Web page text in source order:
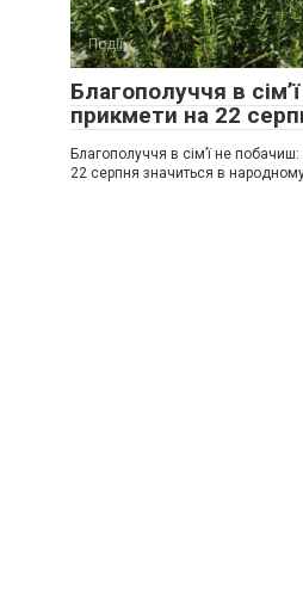
Події
Благополуччя в
прикмети на 22
Благополуччя в сім’ї не
22 серпня значиться в